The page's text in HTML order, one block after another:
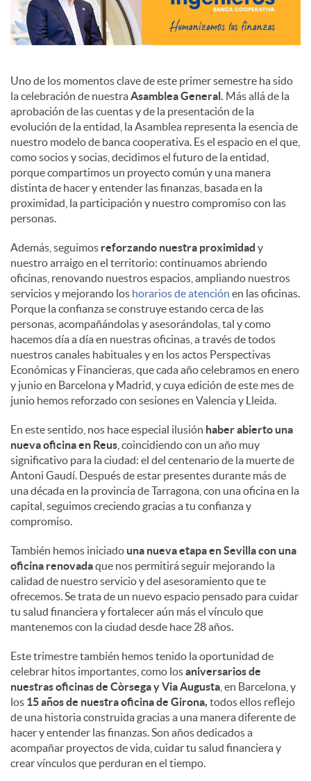
Uno de los momentos clave de este primer semestre ha sido
la celebración de nuestra Asamblea General. Más allá de la
aprobación de las cuentas y de la presentación de la
evolución de la entidad, la Asamblea representa la esencia de
nuestro modelo de banca cooperativa. Es el espacio en el que,
como socios y socias, decidimos el futuro de la entidad,
porque compartimos un proyecto común y una manera
distinta de hacer y entender las finanzas, basada en la
proximidad, la participación y nuestro compromiso con las
personas.
Además, seguimos reforzando nuestra proximidad y
nuestro arraigo en el territorio: continuamos abriendo
oficinas, renovando nuestros espacios, ampliando nuestros
servicios y mejorando los horarios de atención en las oficinas.
Porque la confianza se construye estando cerca de las
personas, acompañándolas y asesorándolas, tal y como
hacemos día a día en nuestras oficinas, a través de todos
nuestros canales habituales y en los actos Perspectivas
Económicas y Financieras, que cada año celebramos en enero
y junio en Barcelona y Madrid, y cuya edición de este mes de
junio hemos reforzado con sesiones en Valencia y Lleida.
En este sentido, nos hace especial ilusión haber abierto una
nueva oficina en Reus , coincidiendo con un año muy
significativo para la ciudad: el del centenario de la muerte de
Antoni Gaudí. Después de estar presentes durante más de
una década en la provincia de Tarragona, con una oficina en la
capital, seguimos creciendo gracias a tu confianza y
compromiso.
También hemos iniciado una nueva etapa en Sevilla con una
oficina renovadaque nos permitirá seguir mejorando la
calidad de nuestro servicio y del asesoramiento que te
ofrecemos. Se trata de un nuevo espacio pensado para cuidar
tu salud financiera y fortalecer aún más el vínculo que
mantenemos con la ciudad desde hace 28 años.
Este trimestre también hemos tenido la oportunidad de
celebrar hitos importantes, como losaniversarios de
nuestras oficinas de Còrsega y Via Augusta , en Barcelona, y
los 15 años de nuestra oficina de Girona, todos ellos reflejo
de una historia construida gracias a una manera diferente de
hacer y entender las finanzas. Son años dedicados a
acompañar proyectos de vida, cuidar tu salud financiera y
crear vínculos que perduran en el tiempo.